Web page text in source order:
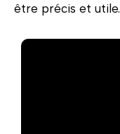
être précis et utile.